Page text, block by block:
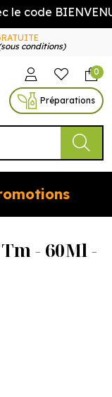
BIENVENUE5
conditions)
de la Pharmacie
0
Préparations
- 60Ml -